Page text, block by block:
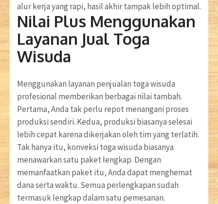
alur kerja yang rapi, hasil akhir tampak lebih optimal.
Nilai Plus Menggunakan
Layanan Jual Toga
Wisuda
Menggunakan layanan penjualan toga wisuda
profesional memberikan berbagai nilai tambah.
Pertama, Anda tak perlu repot menangani proses
produksi sendiri. Kedua, produksi biasanya selesai
lebih cepat karena dikerjakan oleh tim yang terlatih.
Tak hanya itu, konveksi toga wisuda biasanya
menawarkan satu paket lengkap. Dengan
memanfaatkan paket itu, Anda dapat menghemat
dana serta waktu. Semua perlengkapan sudah
termasuk lengkap dalam satu pemesanan.